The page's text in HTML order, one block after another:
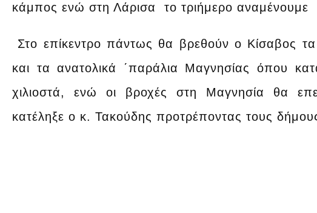
κάμπος ενώ στη Λάρισα το τριήμερο αναμένουμε
Στο επίκεντρο πάντως θα βρεθούν ο Κίσαβος
και τα ανατολικά ΄παράλια Μαγνησίας όπου
χιλιοστά, ενώ οι βροχές στη Μαγνησία θα
κατέληξε ο κ. Τακούδης προτρέποντας τους